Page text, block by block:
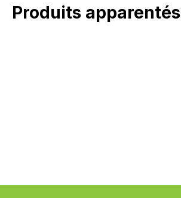
Produits apparentés